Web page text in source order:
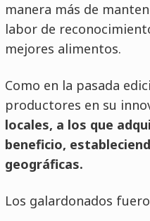
manera más de
labor de
mejores alimentos.
Como en la pasada
productores en su
locales, a los que
beneficio,
geográficas.
Los galardonados